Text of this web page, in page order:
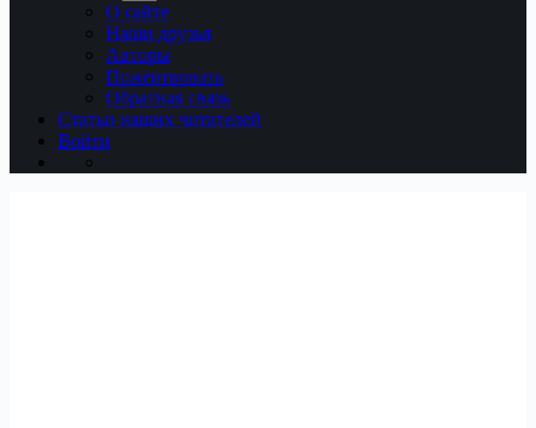
О сайте
Наши друзья
Авторы
Пожертвовать
Обратная связь
Статьи наших читателей
Войти